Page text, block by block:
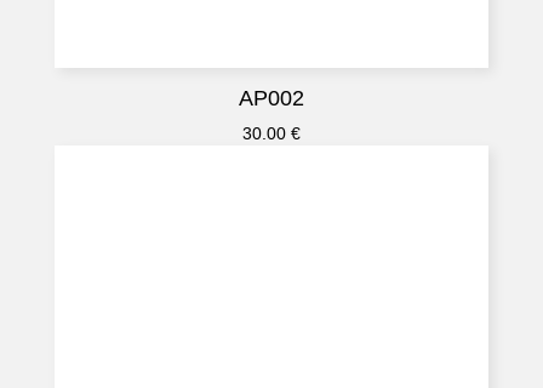
AP002
30.00 €